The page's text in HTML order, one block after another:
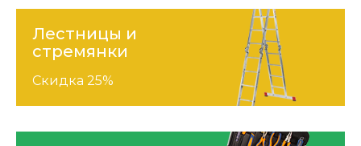
Лестницы и
стремянки
Скидка 25%